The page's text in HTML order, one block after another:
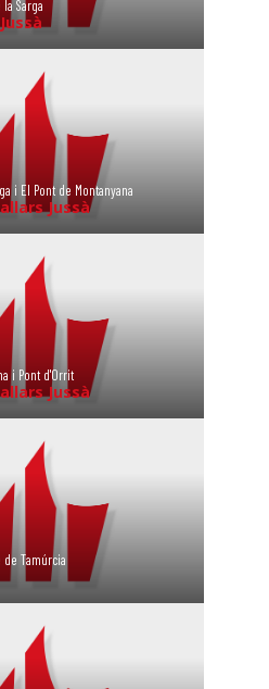
Sarga
i El Pont de Montanyana
Jussà
i Pont d'Orrit
Jussà
de Tamúrcia